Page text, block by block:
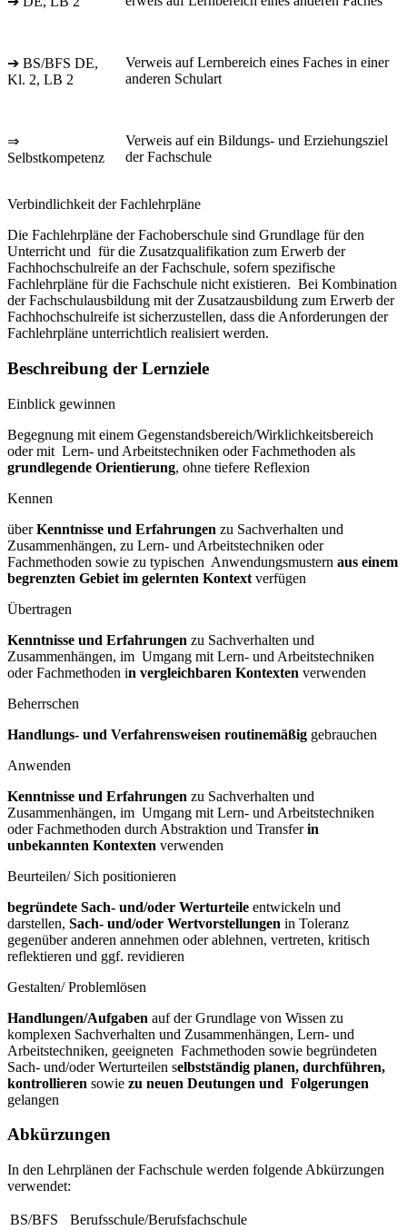
➔ BS/BFS DE,
Kl. 2, LB 2
Verweis auf Lernbereich eines Faches in einer
anderen Schulart
⇒
Selbstkompetenz
Verweis auf ein Bildungs- und Erziehungsziel
der Fachschule
Verbindlichkeit der Fachlehrpläne
Die Fachlehrpläne der Fachoberschule sind Grundlage für den
Unterricht und für die Zusatzqualifikation zum Erwerb der
Fachhochschulreife an der Fachschule, sofern spezifische
Fachlehrpläne für die Fachschule nicht existieren. Bei Kombination
der Fachschulausbildung mit der Zusatzausbildung zum Erwerb der
Fachhochschulreife ist sicherzustellen, dass die Anforderungen der
Fachlehrpläne unterrichtlich realisiert werden.
Beschreibung der Lernziele
Einblick gewinnen
Begegnung mit einem Gegenstandsbereich/Wirklichkeitsbereich
oder mit Lern- und Arbeitstechniken oder Fachmethoden als
grundlegende Orientierung, ohne tiefere Reflexion
Kennen
überKenntnisse und Erfahrungen zu Sachverhalten und
Zusammenhängen, zu Lern- und Arbeitstechniken oder
Fachmethoden sowie zu typischen Anwendungsmustern aus einem
begrenzten Gebiet im gelernten Kontext verfügen
Übertragen
Kenntnisse und Erfahrungen zu Sachverhalten und
Zusammenhängen, im Umgang mit Lern- und Arbeitstechniken
oder Fachmethoden in vergleichbaren Kontexten verwenden
Beherrschen
Handlungs- und Verfahrensweisen routinemäßig gebrauchen
Anwenden
Kenntnisse und Erfahrungen zu Sachverhalten und
Zusammenhängen, im Umgang mit Lern- und Arbeitstechniken
oder Fachmethoden durch Abstraktion und Transferin
unbekannten Kontexten verwenden
Beurteilen/ Sich positionieren
begründete Sach- und/oder Werturteile entwickeln und
darstellen, Sach- und/oder Wertvorstellungen in Toleranz
gegenüber anderen annehmen oder ablehnen, vertreten, kritisch
reflektieren und ggf. revidieren
Gestalten/ Problemlösen
Handlungen/Aufgaben auf der Grundlage von Wissen zu
komplexen Sachverhalten und Zusammenhängen, Lern- und
Arbeitstechniken, geeigneten Fachmethoden sowie begründeten
Sach- und/oder Werturteilen selbstständig planen, durchführen,
kontrollieren sowie zu neuen Deutungen und Folgerungen
gelangen
Abkürzungen
In den Lehrplänen der Fachschule werden folgende Abkürzungen
verwendet:
BS/BFS
Berufsschule/Berufsfachschule